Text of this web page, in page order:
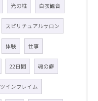
光の柱 白衣観音
スピリチュアルサロン
体験 仕事
22日間 魂の癖
ツインフレイム